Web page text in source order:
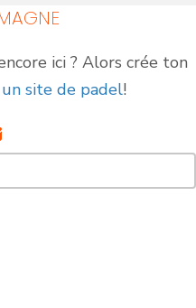
ici ? Alors crée ton
site de padel!
padel [10]
Courts de padel en
extérieur